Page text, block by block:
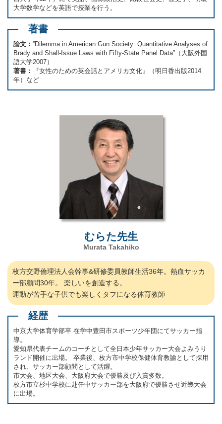
大学数学などを英語で授業を行う。
著書
論文： ”Dilemma in American Gun Society: Quantitative Analyses of
Brady and Shall-Issue Laws with Fifty-State Panel Data”（大阪外国
語大学2007）
著書：
『女性のための英会話とアメリカ文化』（明日香出版2014
年）など
むらた先生
Murata Takahiko
枚方交野倫理法人会幹事&研修委員教師生活36年。熱血サッカ
ー部顧問30年。 楽しいを創造する。
運動が苦手な子供でも楽しくタフになる体育教師
経歴
中京大学体育学部卒 在学中豊田市スポーツ少年団にてサッカー指
導。
愛知県代表チームのコーチとして全日本少年サッカー大会よみうり
ランド開催に出場。 卒業後、枚方市中学校保健体育教諭として採用
され、サッカー部顧問として活躍。
市大会、地区大会、大阪府大会で優勝及び入賞多数。
枚方市立杉中学校に赴任中サッカー部を大阪府で優勝させ近畿大会
に出場。